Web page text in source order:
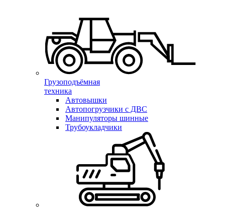
Грузоподъёмная
техника
Автовышки
Автопогрузчики с ДВС
Манипуляторы шинные
Трубоукладчики